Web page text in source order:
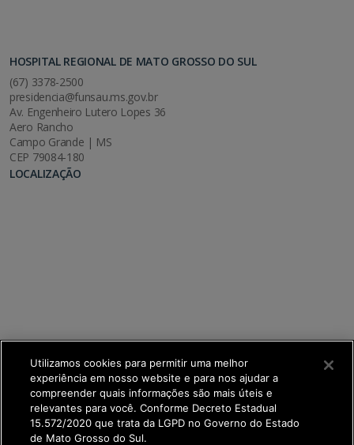
HOSPITAL REGIONAL DE MATO GROSSO DO SUL
(67) 3378-2500
presidencia@funsau.ms.gov.br
Av. Engenheiro Lutero Lopes 36
Aero Rancho
Campo Grande | MS
CEP 79084-180
LOCALIZAÇÃO
Utilizamos cookies para permitir uma melhor
experiência em nosso website e para nos ajudar a
compreender quais informações são mais úteis e
relevantes para você. Conforme Decreto Estadual
15.572/2020 que trata da LGPD no Governo do Estado
de Mato Grosso do Sul.